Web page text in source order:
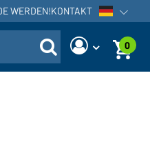
WERDEN!KONTAKT
0